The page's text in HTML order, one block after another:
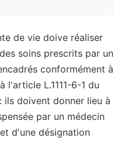
de vie doive réaliser
soins prescrits par un
conformément à
l'article L.1111-6-1 du
ils doivent donner lieu à
par un médecin
d'une désignation